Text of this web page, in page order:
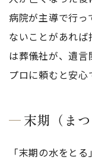
病院が主導で行っ
ないことがあれば
は葬儀社が、遺
プロに頼むと安心
末期（ま
「末期の水をと